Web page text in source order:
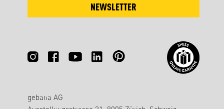
NEWSLETTER
gebana AG